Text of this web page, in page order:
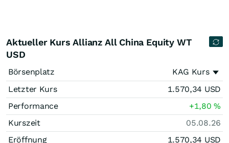
Aktueller Kurs Allianz All China Equity WT
USD
Börsenplatz
KAG Kurs
Letzter Kurs
1.570,34 USD
Performance
+1,80%
Kurszeit
05.08.26
Eröffnung
1.570,34 USD